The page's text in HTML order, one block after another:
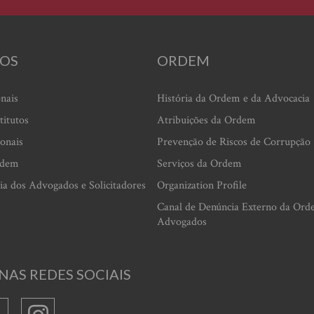
dos Advogados e Solicitadores
ORDEM
História da Ordem e da Advocacia
Atribuições da Ordem
Prevenção de Riscos de Corrupção
Serviços da Ordem
Organization Profile
Canal de Denúncia Externo da
Advogados
REDES SOCIAIS